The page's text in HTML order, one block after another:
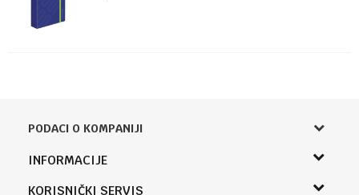
PODACI O KOMPANIJI
Knjižara Kultura
INFORMACIJE
O nama
KORISNIČKI SERVIS